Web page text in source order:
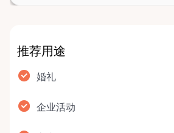
推荐用途
婚礼
企业活动